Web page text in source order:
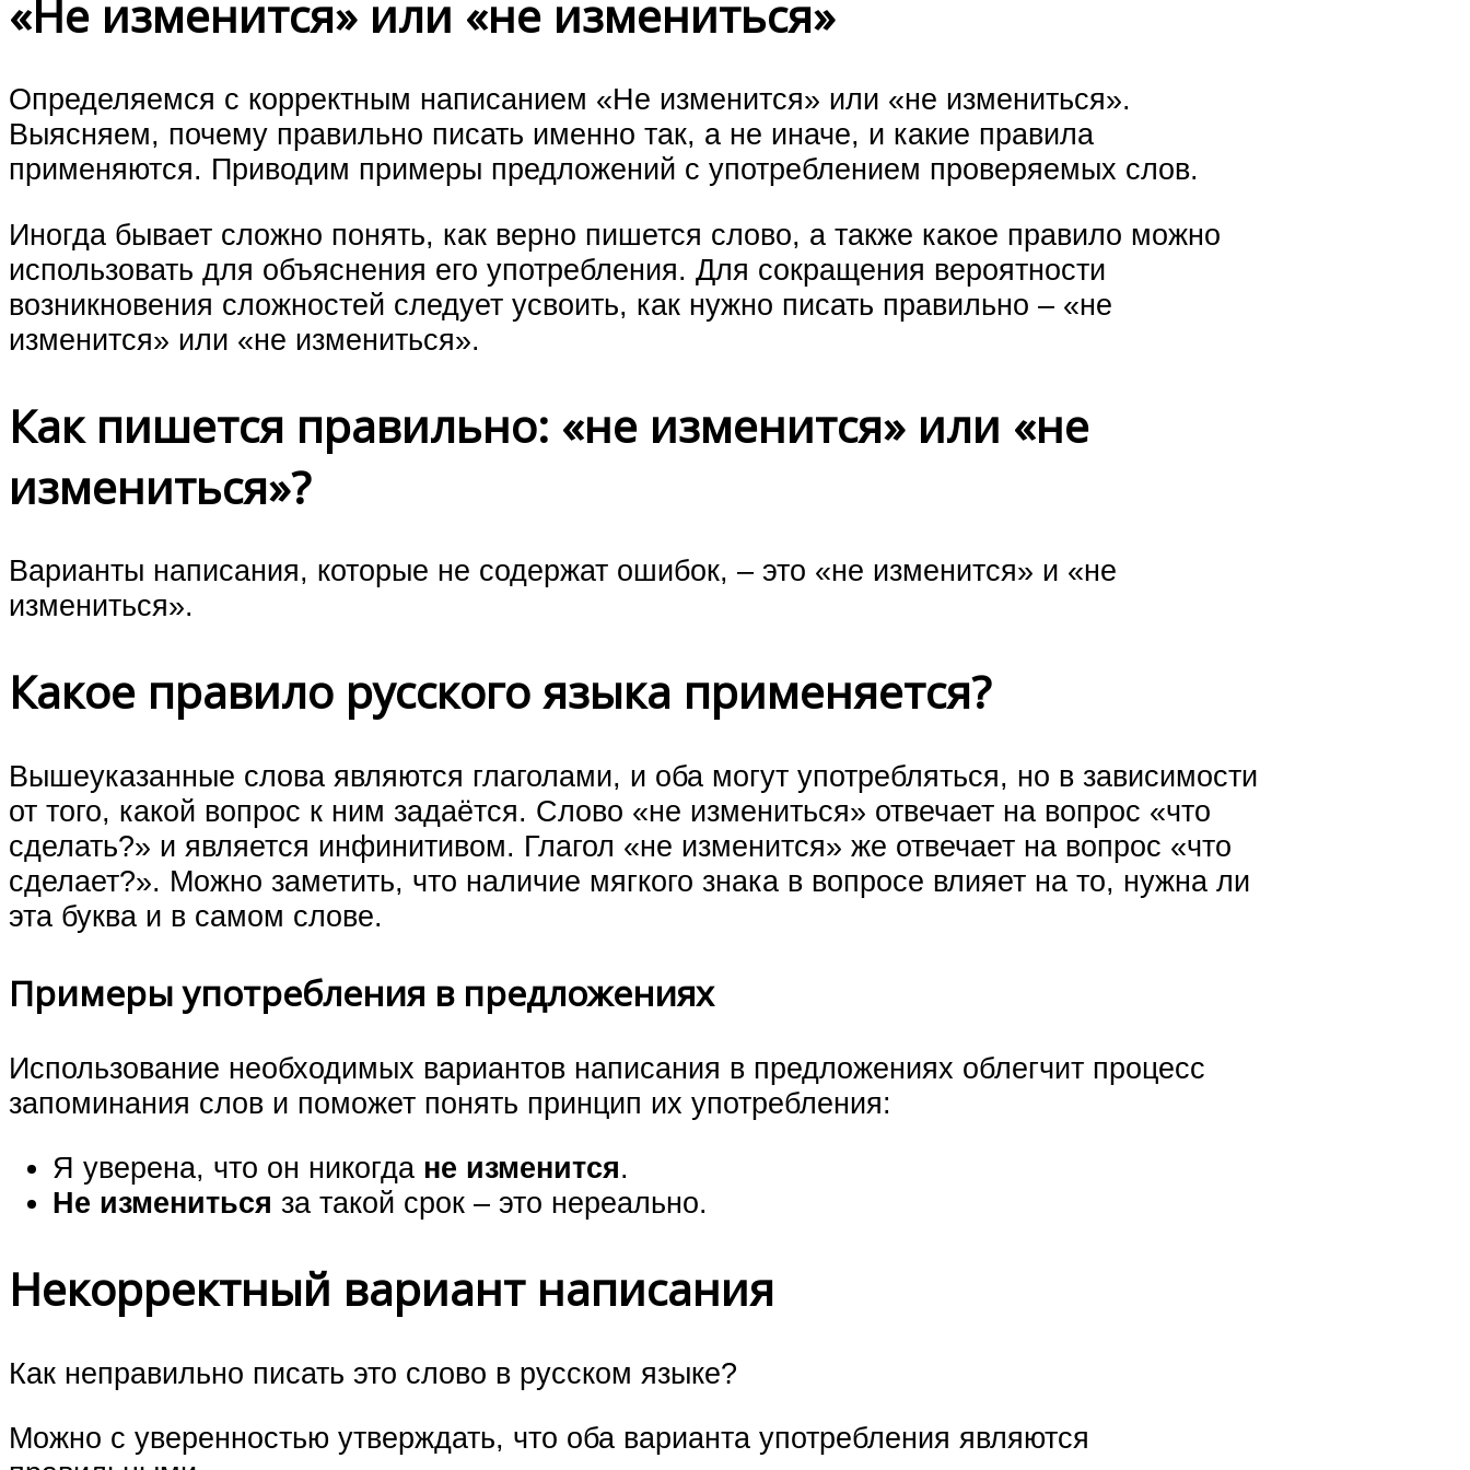
«Не изменится» или «не измениться»
Определяемся с корректным написанием «Не изменится» или «не измениться».
Выясняем, почему правильно писать именно так, а не иначе, и какие правила
применяются. Приводим примеры предложений с употреблением проверяемых слов.
Иногда бывает сложно понять, как верно пишется слово, а также какое правило можно
использовать для объяснения его употребления. Для сокращения вероятности
возникновения сложностей следует усвоить, как нужно писать правильно – «не
изменится» или «не измениться».
Как пишется правильно: «не изменится» или «не
измениться»?
Варианты написания, которые не содержат ошибок, – это «не изменится» и «не
измениться».
Какое правило русского языка применяется?
Вышеуказанные слова являются глаголами, и оба могут употребляться, но в зависимости
от того, какой вопрос к ним задаётся. Слово «не измениться» отвечает на вопрос «что
сделать?» и является инфинитивом. Глагол «не изменится» же отвечает на вопрос «что
сделает?». Можно заметить, что наличие мягкого знака в вопросе влияет на то, нужна ли
эта буква и в самом слове.
Примеры употребления в предложениях
Использование необходимых вариантов написания в предложениях облегчит процесс
запоминания слов и поможет понять принцип их употребления:
Я уверена, что он никогда не изменится.
Не измениться за такой срок – это нереально.
Некорректный вариант написания
Как неправильно писать это слово в русском языке?
Можно с уверенностью утверждать, что оба варианта употребления являются